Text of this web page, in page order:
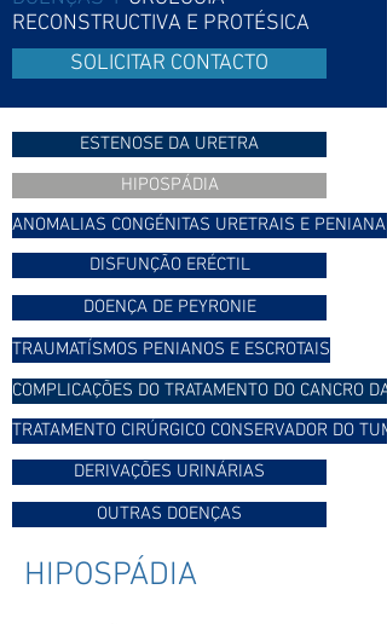
RECONSTRUCTIVA E PROTÉSICA
SOLICITAR CONTACTO
ESTENOSE DA URETRA
HIPOSPÁDIA
ANOMALIAS CONGÉNITAS URETRAIS E PENIANAS
DISFUNÇÃO ERÉCTIL
DOENÇA DE PEYRONIE
TRAUMATÍSMOS PENIANOS E ESCROTAIS
COMPLICAÇÕES DO TRATAMENTO DO CANCRO DA
TRATAMENTO CIRÚRGICO CONSERVADOR DO
DERIVAÇÕES URINÁRIAS
OUTRAS DOENÇAS
HIPOSPÁDIA